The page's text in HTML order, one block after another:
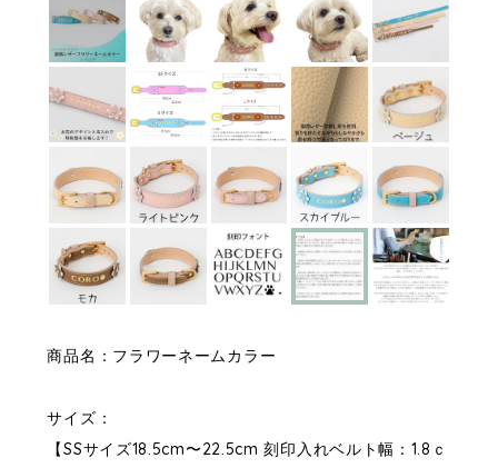
商品名：フラワーネームカラー
サイズ：
【SSサイズ18.5cm〜22.5cm 刻印入れベルト幅：1.8ｃ